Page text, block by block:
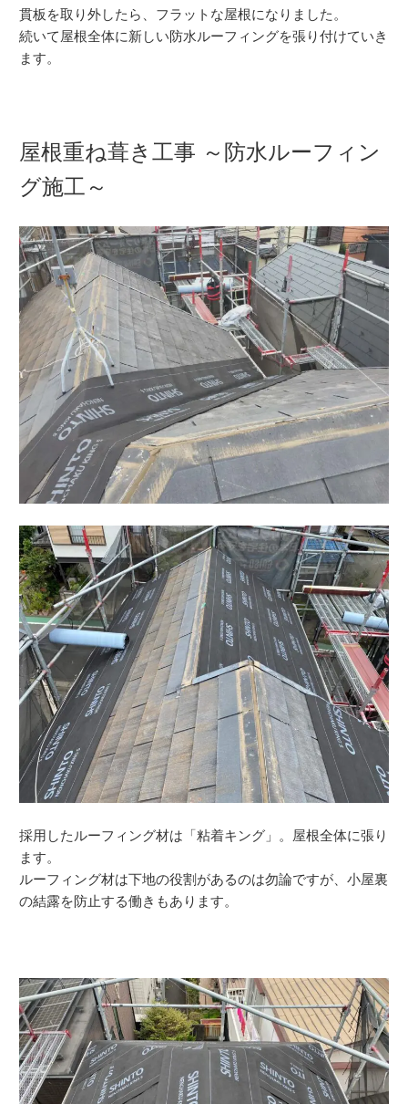
貫板を取り外したら、フラットな屋根になりました。
続いて屋根全体に新しい防水ルーフィングを張り付けていき
ます。
屋根重ね葺き工事 ～防水ルーフィン
グ施工～
採用したルーフィング材は「粘着キング」。屋根全体に張り
ます。
ルーフィング材は下地の役割があるのは勿論ですが、小屋裏
の結露を防止する働きもあります。